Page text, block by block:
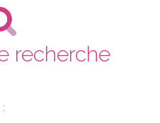
recherche